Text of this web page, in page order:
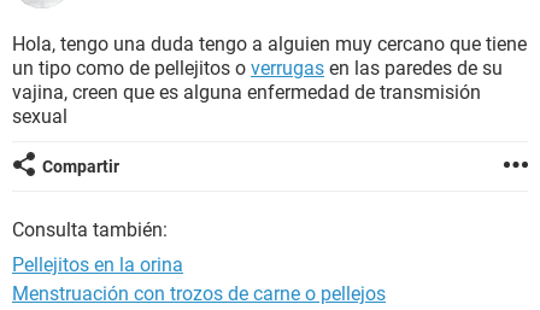
BIENESTAR
SEXUALIDAD
GLOSARIO
Hola, tengo una duda tengo a alguien muy cercano que tiene
un tipo como de pellejitos o verrugas en las paredes de su
vajina, creen que es alguna enfermedad de transmisión
sexual
Compartir
Consulta también:
Pellejitos en la orina
Menstruación con trozos de carne o pellejos